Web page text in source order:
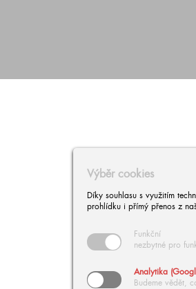
Výběr cookies
Díky souhlasu s využitím
prohlídku i přímý přenos z
Funkční
nezbytné pro
Analytika
Budeme vědět,